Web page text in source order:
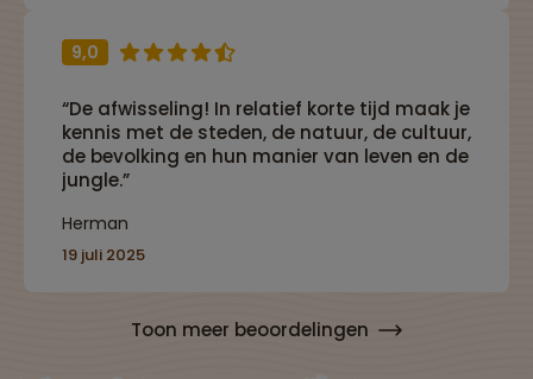
9,0
“De afwisseling! In relatief korte tijd maak je
kennis met de steden, de natuur, de cultuur,
de bevolking en hun manier van leven en de
jungle.”
Herman
19 juli 2025
Toon meer beoordelingen